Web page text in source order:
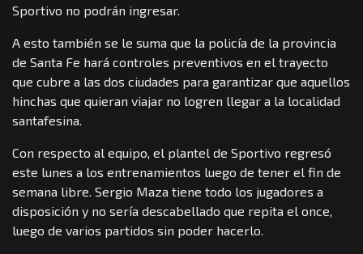
Sportivo no podrán ingresar.
A esto también se le suma que la policía de la provincia
de Santa Fe hará controles preventivos en el trayecto
que cubre a las dos ciudades para garantizar que aquellos
hinchas que quieran viajar no logren llegar a la localidad
santafesina.
Con respecto al equipo, el plantel de Sportivo regresó
este lunes a los entrenamientos luego de tener el fin de
semana libre. Sergio Maza tiene todo los jugadores a
disposición y no sería descabellado que repita el once,
luego de varios partidos sin poder hacerlo.